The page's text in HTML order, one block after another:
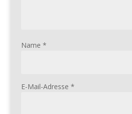
Name *
E-Mail-Adresse *